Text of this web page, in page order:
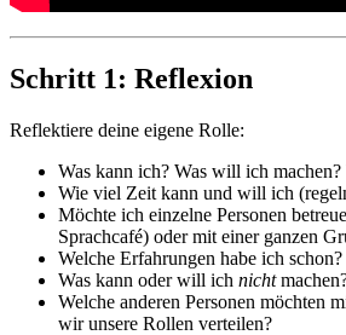
Schritt 1: Reflexion
Reflektiere deine eigene Rolle:
Was kann ich? Was will ich
Wie viel Zeit kann und will ich
Möchte ich einzelne Personen
Sprachcafé) oder mit einer ganzen
Welche Erfahrungen habe ich
Was kann oder will ich nicht
Welche anderen Personen möchten
wir unsere Rollen verteilen?